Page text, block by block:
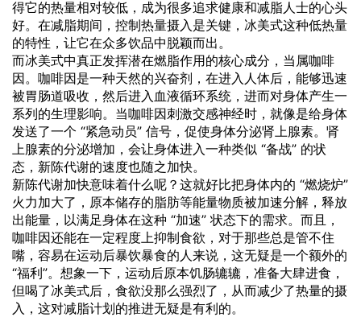
得它的热量相对较低，成为很多追求健康和减脂人士的心头
好。在减脂期间，控制热量摄入是关键，冰美式这种低热量
的特性，让它在众多饮品中脱颖而出。
而冰美式中真正发挥潜在燃脂作用的核心成分，当属咖啡
因。咖啡因是一种天然的兴奋剂，在进入人体后，能够迅速
被胃肠道吸收，然后进入血液循环系统，进而对身体产生一
系列的生理影响。当咖啡因刺激交感神经时，就像是给身体
发送了一个 “紧急动员” 信号，促使身体分泌肾上腺素。肾
上腺素的分泌增加，会让身体进入一种类似 “备战” 的状
态，新陈代谢的速度也随之加快。
新陈代谢加快意味着什么呢？这就好比把身体内的 “燃烧炉”
火力加大了，原本储存的脂肪等能量物质被加速分解，释放
出能量，以满足身体在这种 “加速” 状态下的需求。而且，
咖啡因还能在一定程度上抑制食欲，对于那些总是管不住
嘴，容易在运动后暴饮暴食的人来说，这无疑是一个额外的
“福利”。想象一下，运动后原本饥肠辘辘，准备大肆进食，
但喝了冰美式后，食欲没那么强烈了，从而减少了热量的摄
入，这对减脂计划的推进无疑是有利的。